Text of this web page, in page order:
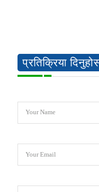
प्रतिक्रिया
Your Name
Your Email